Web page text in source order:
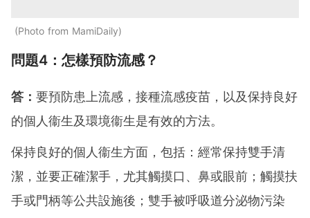
Photo from MamiDaily
問題4：怎樣預防流感？
答： 要預防患上流感，接種流感疫苗，以及保持良好
的個人衞生及環境衞生是有效的方法。
保持良好的個人衞生方面，包括：經常保持雙手清
潔，並要正確潔手，尤其觸摸口、鼻或眼前；觸摸扶
手或門柄等公共設施後；雙手被呼吸道分泌物污染